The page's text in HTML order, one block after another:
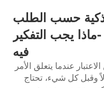
حسب الطلب
-ماذا يجب التفكير
فيه
عندما يتعلق الأمر
وقبل كل شيء، تحتاج